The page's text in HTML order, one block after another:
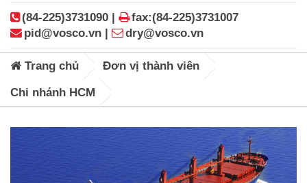
(84-225)3731090 |
fax:(84-225)3731007
pid@vosco.vn |
dry@vosco.vn
Trang chủ Đơn vị thành viên
Chi nhánh HCM